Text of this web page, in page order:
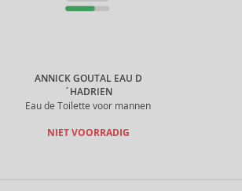
ANNICK GOUTAL EAU D
´HADRIEN
Eau de Toilette voor mannen
NIET VOORRADIG